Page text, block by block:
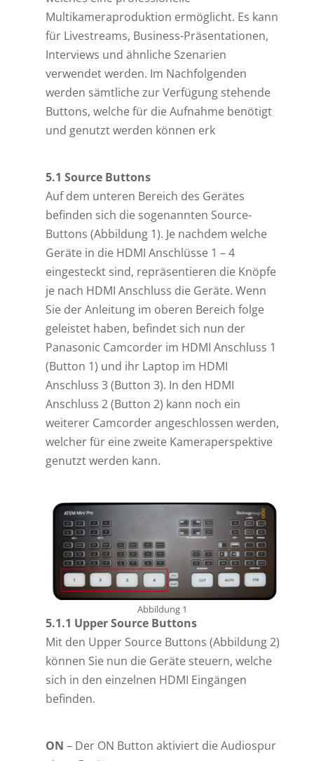
Multikameraproduktion ermöglicht. Es kann
für Livestreams, Business-Präsentationen,
Interviews und ähnliche Szenarien
verwendet werden. Im Nachfolgenden
werden sämtliche zur Verfügung stehende
Buttons, welche für die Aufnahme benötigt
und genutzt werden können erk
5.1 Source Buttons
Auf dem unteren Bereich des Gerätes
befinden sich die sogenannten Source-
Buttons (Abbildung 1). Je nachdem welche
Geräte in die HDMI Anschlüsse 1 – 4
eingesteckt sind, repräsentieren die Knöpfe
je nach HDMI Anschluss die Geräte. Wenn
Sie der Anleitung im oberen Bereich folge
geleistet haben, befindet sich nun der
Panasonic Camcorder im HDMI Anschluss 1
(Button 1) und ihr Laptop im HDMI
Anschluss 3 (Button 3). In den HDMI
Anschluss 2 (Button 2) kann noch ein
weiterer Camcorder angeschlossen werden,
welcher für eine zweite Kameraperspektive
genutzt werden kann.
Abbildung 1
5.1.1 Upper Source Buttons
Mit den Upper Source Buttons (Abbildung 2)
können Sie nun die Geräte steuern, welche
sich in den einzelnen HDMI Eingängen
befinden.
ON – Der ON Button aktiviert die Audiospur